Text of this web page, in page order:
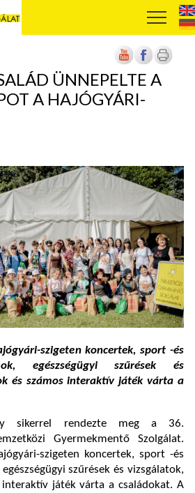
ÜNNEPELTE A
A HAJÓGYÁRI-
szigeten koncertek, sport -és
egészségügyi szűrések és
és számos interaktív játék várta a
sikerrel rendezte meg a 36.
Gyermekmentő Szolgálat.
szigeten koncertek, sport -és
szűrések és vizsgálatok,
interaktív játék várta a családokat. A